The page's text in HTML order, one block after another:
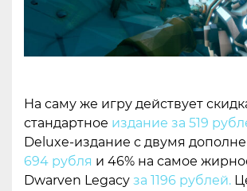
На саму же игру действует
стандартное издание за 519
Deluxe-издание с двумя
694 рубля и 46% на самое
Dwarven Legacy за 1196 рублей.